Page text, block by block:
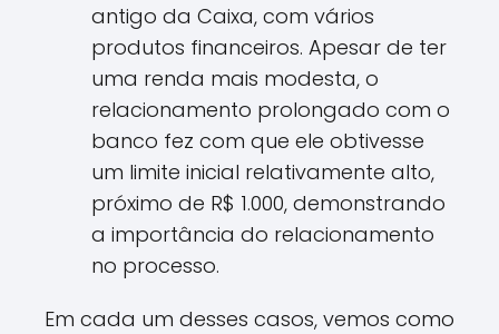
antigo da Caixa, com vários
produtos financeiros. Apesar de ter
uma renda mais modesta, o
relacionamento prolongado com o
banco fez com que ele obtivesse
um limite inicial relativamente alto,
próximo de R$ 1.000, demonstrando
a importância do relacionamento
no processo.
Em cada um desses casos, vemos como